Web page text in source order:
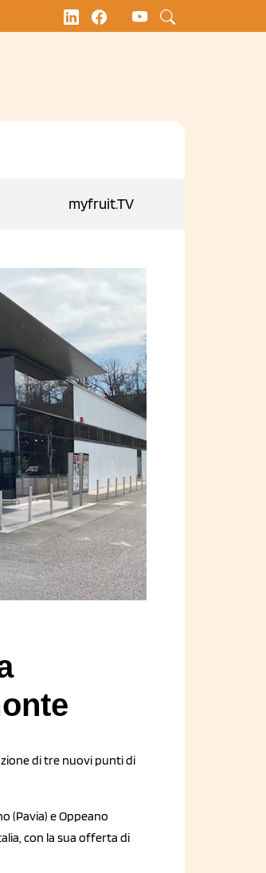
myfruit.TV
di tre nuovi punti di
(Pavia) e Oppeano
con la sua offerta di